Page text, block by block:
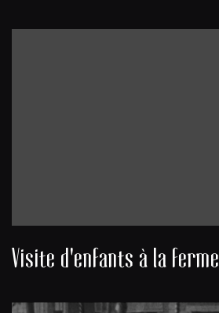
Visite d'enfants à la ferme